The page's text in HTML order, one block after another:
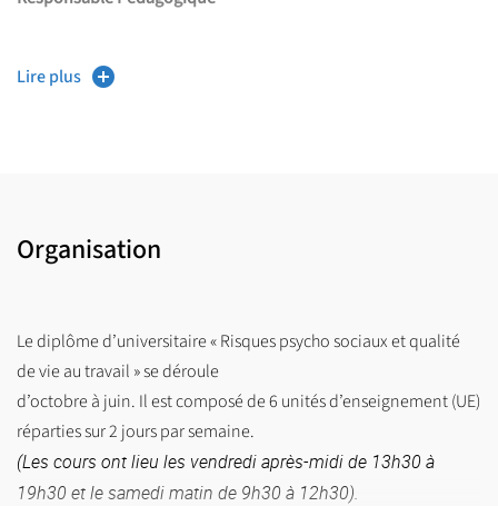
charlie.renaud
Lire plus
Organisation
Le diplôme d’universitaire « Risques psycho sociaux et qualité
de vie au travail » se déroule
d’octobre à juin. Il est composé de 6 unités d’enseignement (UE)
réparties sur 2 jours par semaine.
(Les cours ont lieu les vendredi après-midi de 13h30 à
19h30 et le samedi matin de 9h30 à 12h30).